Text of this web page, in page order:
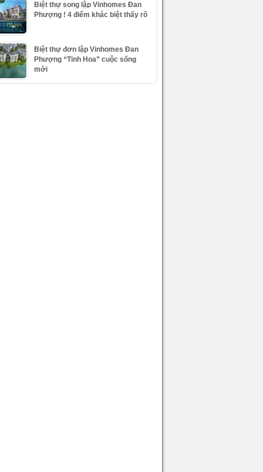
Biệt thự song lập Vinhomes Đan
Phượng ! 4 điểm khác biệt thấy rõ
Biệt thự đơn lập Vinhomes Đan
Phượng “Tinh Hoa” cuộc sống
mới